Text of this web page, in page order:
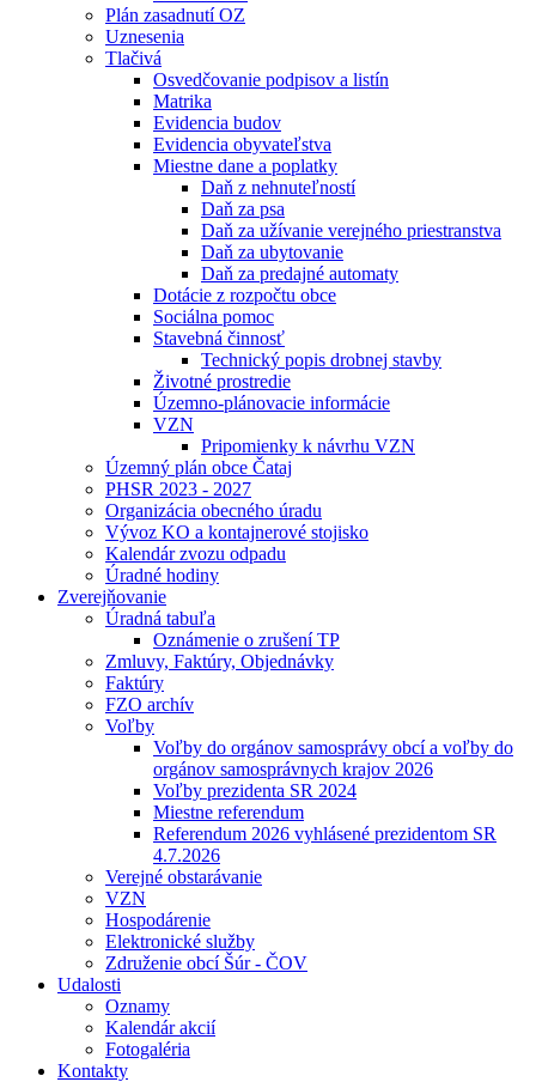
Plán zasadnutí OZ
Uznesenia
Tlačivá
Osvedčovanie podpisov a listín
Matrika
Evidencia budov
Evidencia obyvateľstva
Miestne dane a poplatky
Daň z nehnuteľností
Daň za psa
Daň za užívanie verejného priestranstva
Daň za ubytovanie
Daň za predajné automaty
Dotácie z rozpočtu obce
Sociálna pomoc
Stavebná činnosť
Technický popis drobnej stavby
Životné prostredie
Územno-plánovacie informácie
VZN
Pripomienky k návrhu VZN
Územný plán obce Čataj
PHSR 2023 - 2027
Organizácia obecného úradu
Vývoz KO a kontajnerové stojisko
Kalendár zvozu odpadu
Úradné hodiny
Zverejňovanie
Úradná tabuľa
Oznámenie o zrušení TP
Zmluvy, Faktúry, Objednávky
Faktúry
FZO archív
Voľby
Voľby do orgánov samosprávy obcí a voľby do
orgánov samosprávnych krajov 2026
Voľby prezidenta SR 2024
Miestne referendum
Referendum 2026 vyhlásené prezidentom SR
4.7.2026
Verejné obstarávanie
VZN
Hospodárenie
Elektronické služby
Združenie obcí Šúr - ČOV
Udalosti
Oznamy
Kalendár akcií
Fotogaléria
Kontakty